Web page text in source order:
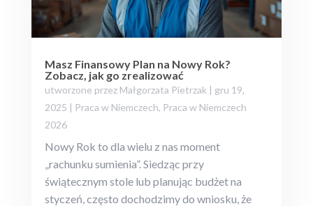
Masz Finansowy Plan na Nowy Rok?
Zobacz, jak go zrealizować
utworzone przez Małgorzata Pietrzak | gru 19,
2025 | Praca w Niemczech, Praca w Niemczech
2026
Nowy Rok to dla wielu z nas moment
„rachunku sumienia”. Siedząc przy
świątecznym stole lub planując budżet na
styczeń, często dochodzimy do wniosku, że